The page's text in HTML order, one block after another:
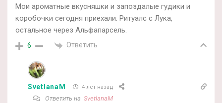
Мои ароматные вкусняшки и запоздалые гудики и
коробочки сегодня приехали: Ритуалс с Лука,
остальное через Альфапарсель.
6 Ответить
SvetlanaM 4 лет назад
Ответить на SvetlanaM